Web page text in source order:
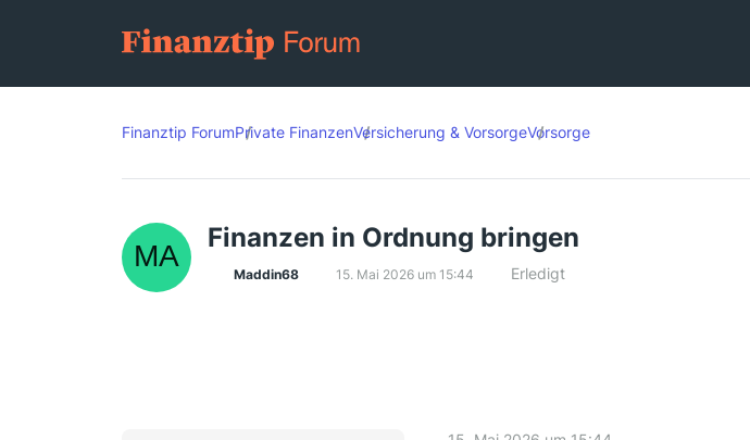
Finanztip ForumPrivate FinanzenVersicherung & VorsorgeVorsorge
Finanzen in Ordnung bringen
Maddin68 15. Mai 2026 um 15:44 Erledigt